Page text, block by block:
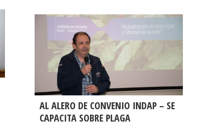
AL ALERO DE CONVENIO INDAP – SE
CAPACITA SOBRE PLAGA